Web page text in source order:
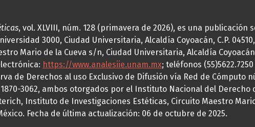
, vol. XLVIII, núm. 128 (primavera de 2026), es una
3000, Ciudad Universitaria, Alcaldía Coyoacán, C.P.
Mario de la Cueva s/n, Ciudad Universitaria, Alcaldía
https://www.analesiie.unam.mx; teléfonos
de Derechos al uso Exclusivo de Difusión vía Red de Cómputo
3062, ambos otorgados por el Instituto Nacional del
Instituto de Investigaciones Estéticas, Circuito Maestro
Fecha de última actualización: 06 de octubre de 2025.